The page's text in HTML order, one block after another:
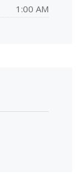
1:00 AM